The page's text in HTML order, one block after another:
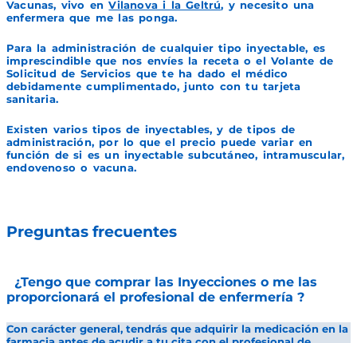
Vacunas, vivo enVilanova i la Geltrú, y necesito una
enfermera que me las ponga.
Para la administración de cualquier tipo inyectable, es
imprescindible que nos envíes la receta o el Volante de
Solicitud de Servicios que te ha dado el médico
debidamente cumplimentado, junto con tu tarjeta
sanitaria.
Existen varios tipos de inyectables, y de tipos de
administración, por lo que el precio puede variar en
función de si es un inyectable subcutáneo, intramuscular,
endovenoso o vacuna.
Preguntas frecuentes
¿Tengo que comprar las Inyecciones o me las
proporcionará el profesional de enfermería ?
Con carácter general, tendrás que adquirir la medicación en la